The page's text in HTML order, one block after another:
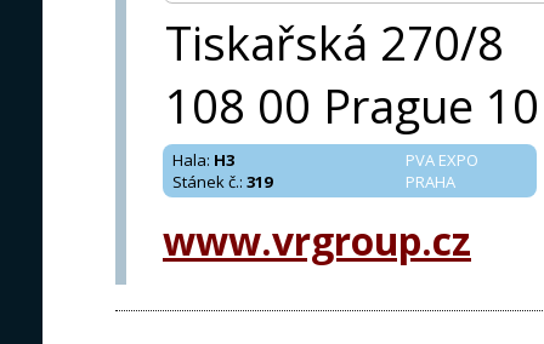
Tiskařská 270/8
108 00 Prague 10
PVA EXPO
PRAHA
Hala: H3
Stánek č.: 319
www.vrgroup.cz